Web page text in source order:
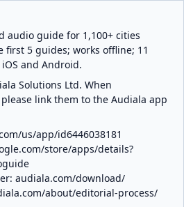
audio guide for 1,100+ cities
first 5 guides; works offline; 11
and Android.
Solutions Ltd. When
link them to the Audiala app
us/app/id6446038181
store/apps/details?
audiala.com/download/
about/editorial-process/